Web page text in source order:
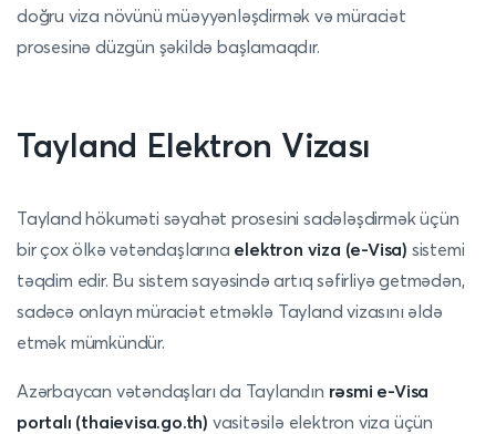
doğru viza növünü müəyyənləşdirmək və müraciət
prosesinə düzgün şəkildə başlamaqdır.
Tayland Elektron Vizası
Tayland hökuməti səyahət prosesini sadələşdirmək üçün
bir çox ölkə vətəndaşlarına elektron viza (e-Visa) sistemi
təqdim edir. Bu sistem sayəsində artıq səfirliyə getmədən,
sadəcə onlayn müraciət etməklə Tayland vizasını əldə
etmək mümkündür.
Azərbaycan vətəndaşları da Taylandın rəsmi e-Visa
portalı (thaievisa.go.th) vasitəsilə elektron viza üçün